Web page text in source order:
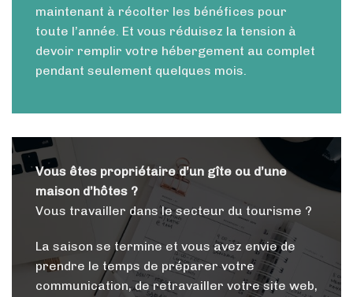
maintenant à récolter les bénéfices pour
toute l’année. Et vous réduisez la tension à
devoir remplir votre hébergement au complet
pendant seulement quelques mois.
Vous êtes propriétaire d’un gîte ou d’une
maison d’hôtes ?
Vous travailler dans le secteur du tourisme ?
La saison se termine et vous avez envie de
prendre le temps de préparer votre
communication, de retravailler votre site web,